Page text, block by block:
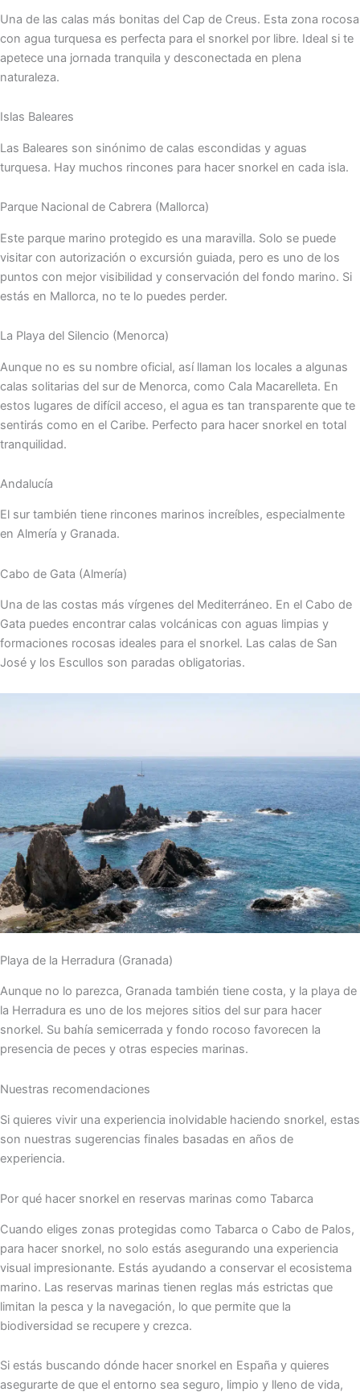
Una de las calas más bonitas del Cap de Creus. Esta zona rocosa
con agua turquesa es perfecta para el snorkel por libre. Ideal si te
apetece una jornada tranquila y desconectada en plena
naturaleza.
Islas Baleares
Las Baleares son sinónimo de calas escondidas y aguas
turquesa. Hay muchos rincones para hacer snorkel en cada isla.
Parque Nacional de Cabrera (Mallorca)
Este parque marino protegido es una maravilla. Solo se puede
visitar con autorización o excursión guiada, pero es uno de los
puntos con mejor visibilidad y conservación del fondo marino. Si
estás en Mallorca, no te lo puedes perder.
La Playa del Silencio (Menorca)
Aunque no es su nombre oficial, así llaman los locales a algunas
calas solitarias del sur de Menorca, como Cala Macarelleta. En
estos lugares de difícil acceso, el agua es tan transparente que te
sentirás como en el Caribe. Perfecto para hacer snorkel en total
tranquilidad.
Andalucía
El sur también tiene rincones marinos increíbles, especialmente
en Almería y Granada.
Cabo de Gata (Almería)
Una de las costas más vírgenes del Mediterráneo. En el Cabo de
Gata puedes encontrar calas volcánicas con aguas limpias y
formaciones rocosas ideales para el snorkel. Las calas de San
José y los Escullos son paradas obligatorias.
Playa de la Herradura (Granada)
Aunque no lo parezca, Granada también tiene costa, y la playa de
la Herradura es uno de los mejores sitios del sur para hacer
snorkel. Su bahía semicerrada y fondo rocoso favorecen la
presencia de peces y otras especies marinas.
Nuestras recomendaciones
Si quieres vivir una experiencia inolvidable haciendo snorkel, estas
son nuestras sugerencias finales basadas en años de
experiencia.
Por qué hacer snorkel en reservas marinas como Tabarca
Cuando eliges zonas protegidas como Tabarca o Cabo de Palos,
para hacer snorkel, no solo estás asegurando una experiencia
visual impresionante. Estás ayudando a conservar el ecosistema
marino. Las reservas marinas tienen reglas más estrictas que
limitan la pesca y la navegación, lo que permite que la
biodiversidad se recupere y crezca.
Si estás buscando dónde hacer snorkel en España y quieres
asegurarte de que el entorno sea seguro, limpio y lleno de vida,